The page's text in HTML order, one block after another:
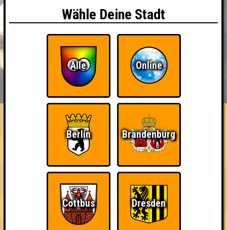
HIGHSCORE RESERVIERUNG
FAQ ÜBER UNS
QUIZLABOR Erfurt #3
Die Stimmung ist im Keller · 04.06.2025 · Kickerkeller
Punkte Angemeldete Teams
Wähle Deine Stadt
Alle Online
Berlin Brandenburg
Cottbus Dresden